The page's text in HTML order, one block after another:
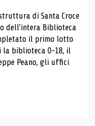
di Santa Croce
dell'intera Biblioteca
il primo lotto
la biblioteca 0-18, il
Peano, gli uffici